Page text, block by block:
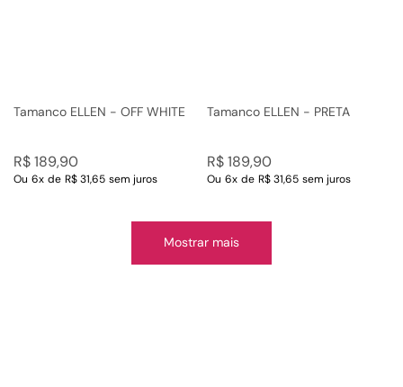
Tamanco ELLEN - OFF WHITE
R$189,90
Ou 6x de R$ 31,65 sem juros
Tamanco ELLEN - PRETA
R$189,90
Ou 6x de R$ 31,65 sem juros
Mostrar mais